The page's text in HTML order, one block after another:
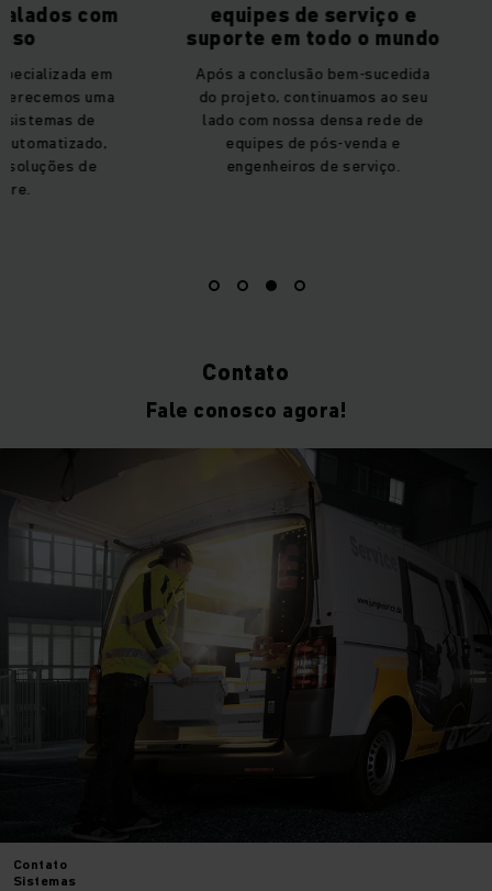
equipes de serviço e
suporte em todo o mundo
Após a conclusão bem-sucedida
do projeto, continuamos ao seu
lado com nossa densa rede de
equipes de pós-venda e
engenheiros de serviço.
do serviço
Como
de contato fixo
de
acompanhamos
a sua solução
Contato
Fale conosco agora!
Contato
Sistemas